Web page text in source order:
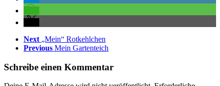
Next „Mein“ Rotkehlchen
Previous Mein Gartenteich
Schreibe einen Kommentar